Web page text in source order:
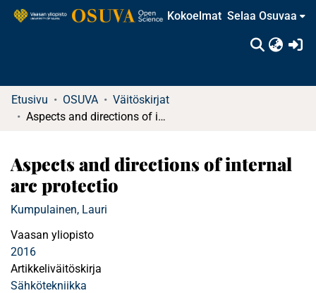
Kokoelmat Selaa Osuvaa
Etusivu OSUVA
Väitöskirjat
Aspects and directions of internal arc protectio
Aspects and directions of internal
arc protectio
Kumpulainen, Lauri
Vaasan yliopisto
2016
Artikkeliväitöskirja
Sähkötekniikka